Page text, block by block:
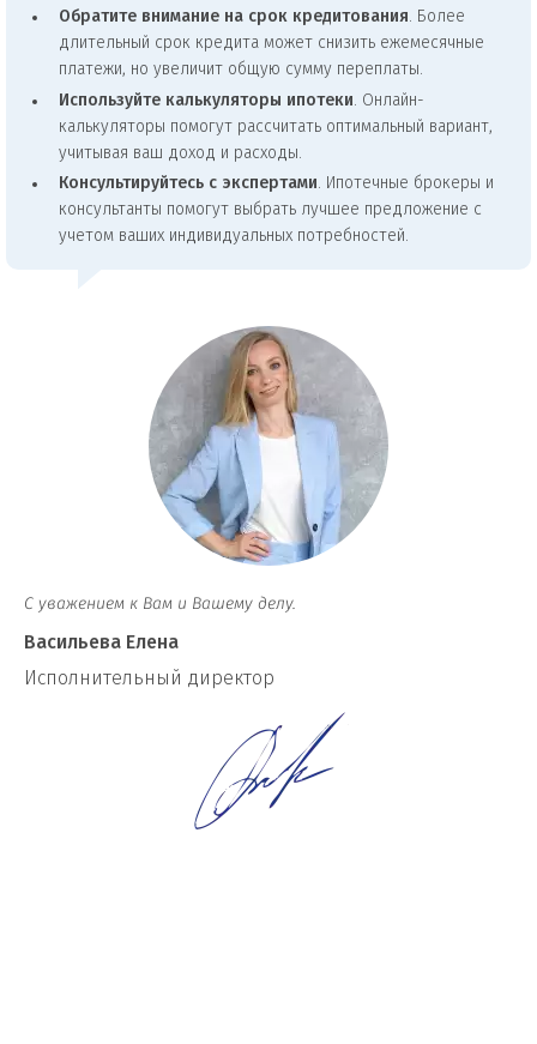
Обратите внимание на срок кредитования. Более
длительный срок кредита может снизить ежемесячные
платежи, но увеличит общую сумму переплаты.
Используйте калькуляторы ипотеки . Онлайн-
калькуляторы помогут рассчитать оптимальный вариант,
учитывая ваш доход и расходы.
Консультируйтесь с экспертами. Ипотечные брокеры и
консультанты помогут выбрать лучшее предложение с
учетом ваших индивидуальных потребностей.
С уважением к Вам и Вашему делу.
Васильева Елена
И сполнительный директор